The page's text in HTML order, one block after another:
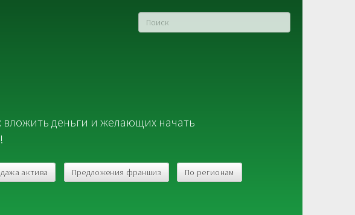
деньги и желающих начать
актива Предложения франшиз По регионам